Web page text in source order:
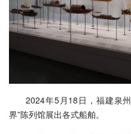
2024年5月18日，福建泉
界”陈列馆展出各式船舶。